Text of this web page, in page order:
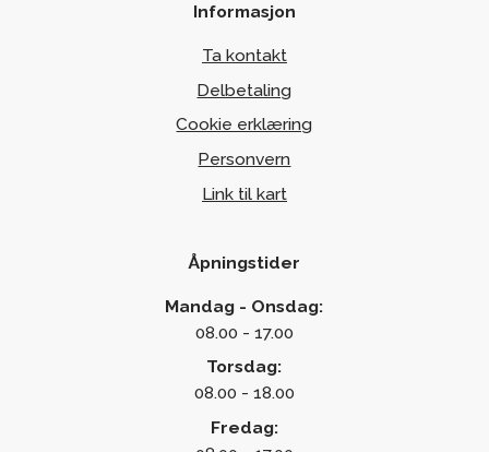
Informasjon
Ta kontakt
Delbetaling
Cookie erklæring
Personvern
Link til kart
Åpningstider
Mandag - Onsdag:
08.00 - 17.00
Torsdag:
08.00 - 18.00
Fredag: